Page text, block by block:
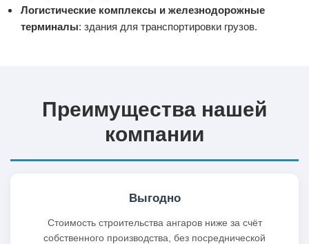
Логистические комплексы и железнодорожные
терминалы: здания для транспортировки грузов.
Преимущества нашей
компании
Выгодно
Стоимость строительства ангаров ниже за счёт
собственного производства, без посреднической